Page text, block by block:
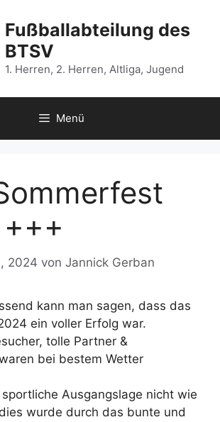
Fußballabteilung des
BTSV
1. Herren, 2. Herren, Altliga, Jugend
Menü
2024 von Jannick Gerban
kann man sagen, dass das
ein voller Erfolg war.
tolle Partner &
bei bestem Wetter
Ausgangslage nicht wie
wurde durch das bunte und